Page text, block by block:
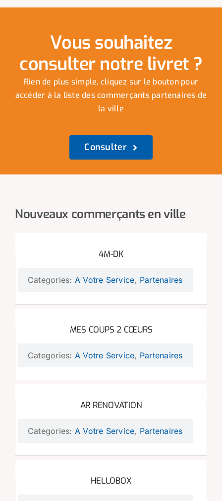
Vous souhaitez
consulter notre livret ?
Rien de plus simple, cliquez sur le bouton pour
accéder à la liste des commerçants partenaires de
la ville
Consulter
Nouveaux commerçants en ville
4M-DK
Categories: A Votre Service, Partenaires
MES COUPS 2 CŒURS
Categories: A Votre Service, Partenaires
AR RENOVATION
Categories: A Votre Service, Partenaires
HELLOBOX